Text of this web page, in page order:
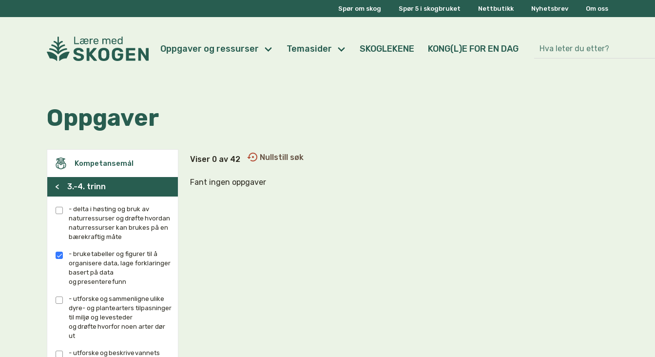
Spør om skog Spør 5 i skogbruket Nettbutikk Nyhetsbrev Om oss
Oppgaver og ressurser Temasider SKOGLEKENE KONG(L)E FOR EN DAG
Oppgaver
Kompetansemål
< 3.-4. trinn
- delta i høsting og bruk av
naturressurser og drøfte hvordan
naturressurser kan brukes på en
bærekraftig måte
- bruke tabeller og figurer til å
organisere data, lage forklaringer
basert på data
og presentere funn
- utforske og sammenligne ulike
dyre- og plantearters tilpasninger
til miljø og levesteder
og drøfte hvorfor noen arter dør
ut
- utforske og beskrive vannets
Viser 0 av 42 Nullstill søk
Fant ingen oppgaver